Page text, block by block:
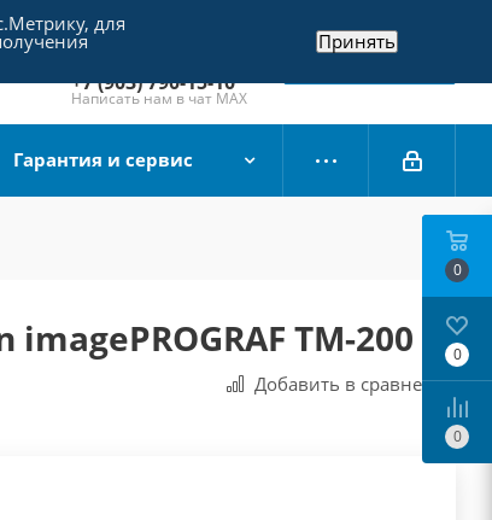
+7 (495) 790-15-10
Отдел продаж
+7 (903) 790-15-10
Написать нам в чат MAX
Заказать звонок
Гарантия и сервис
imagePROGRAF TM-200
Добавить в сравнения
0
0
0
для
Принять